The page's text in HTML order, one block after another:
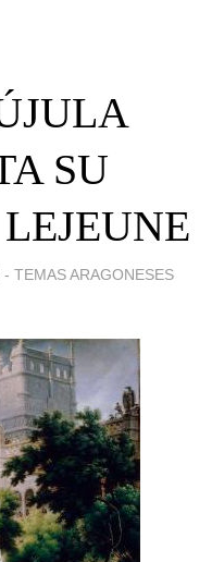
SU
- TEMAS ARAGONESES